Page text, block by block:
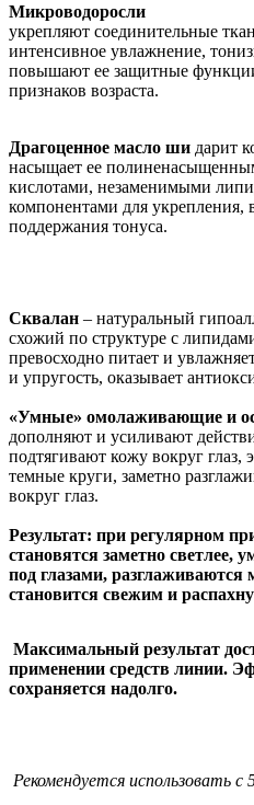
Микроводоросли
укрепляют соединительные
интенсивное увлажнение,
повышают ее защитные
признаков возраста.
Драгоценное масло ши дарит
насыщает ее
кислотами, незаменимыми
компонентами для укрепления,
поддержания тонуса.
Сквалан – натуральный
схожий по структуре с
превосходно питает и
и упругость, оказывает
«Умные» омолаживающие и
дополняют и усиливают
подтягивают кожу вокруг
темные круги, заметно
вокруг глаз.
Результат: при регулярном
становятся заметно светлее,
под глазами,
становится свежим и
Максимальный результат
применении средств линии.
сохраняется надолго.
Рекомендуется использовать с